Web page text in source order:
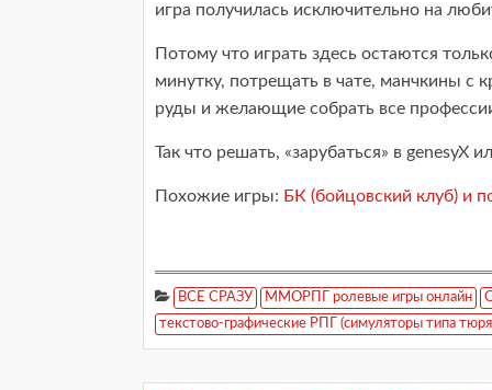
игра получилась исключительно на
Потому что играть здесь остаются
минутку, потрещать в чате, манчкины с
руды и желающие собрать все
Так что решать, «зарубаться» в genesyX
Похожие игры: БК (бойцовский клуб) и
ВСЕ СРАЗУ ММОРПГ ролевые игры онлайн
текстово-графические РПГ (симуляторы типа